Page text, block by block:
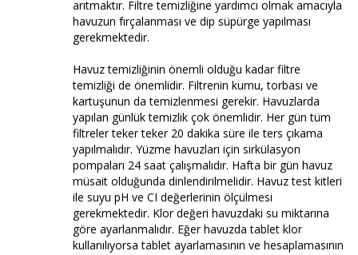
arıtmaktır. Filtre temizliğine yardımcı olmak amacıyla
havuzun fırçalanması ve dip süpürge yapılması
gerekmektedir.
Havuz temizliğinin önemli olduğu kadar filtre
temizliği de önemlidir. Filtrenin kumu, torbası ve
kartuşunun da temizlenmesi gerekir. Havuzlarda
yapılan günlük temizlik çok önemlidir. Her gün tüm
filtreler teker teker 20 dakika süre ile ters çıkama
yapılmalıdır. Yüzme havuzları için sirkülasyon
pompaları 24 saat çalışmalıdır. Hafta bir gün havuz
müsait olduğunda dinlendirilmelidir. Havuz test kitleri
ile suyu pH ve CI değerlerinin ölçülmesi
gerekmektedir. Klor değeri havuzdaki su miktarına
göre ayarlanmalıdır. Eğer havuzda tablet klor
kullanılıyorsa tablet ayarlamasının ve hesaplamasının